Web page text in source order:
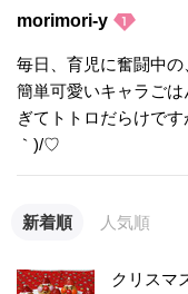
morimori-y
毎日、育児に奮闘中
簡単可愛いキャラご
ぎてトトロだらけで
｀)/♡
新着順 人気順
クリスマ